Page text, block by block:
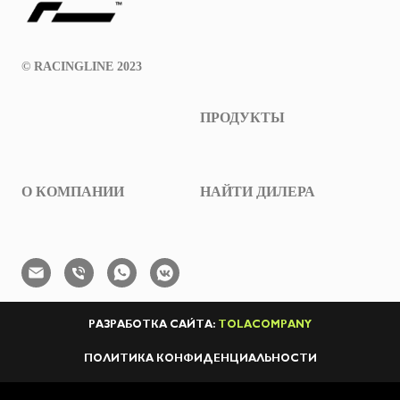
© RACINGLINE 2023
ПРОДУКТЫ
О КОМПАНИИ НАЙТИ ДИЛЕРА
РАЗРАБОТКА САЙТА: TOLACOMPANY
ПОЛИТИКА КОНФИДЕНЦИАЛЬНОСТИ